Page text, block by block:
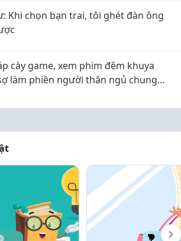
Khi chọn bạn trai, tôi ghét đàn ông
cày game, xem phim đêm khuya
làm phiền người thân ngủ chung